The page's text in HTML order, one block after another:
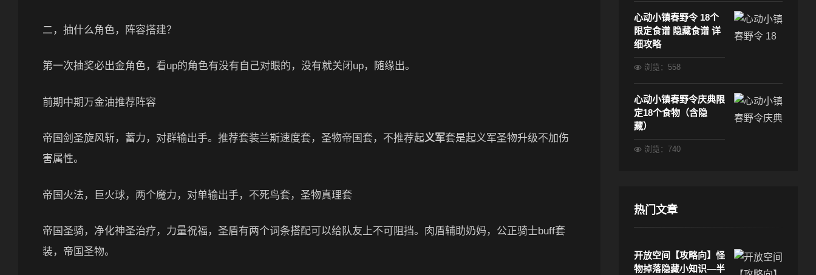
二，抽什么角色，阵容搭建？
第一次抽奖必出金角色，看up的角色有没有自己对眼的，没有就关闭up，随缘出。
前期中期万金油推荐阵容
帝国剑圣旋风斩，蓄力，对群输出手。推荐套装兰斯速度套，圣物帝国套，不推荐起义军套是起义军圣物升级不加伤
害属性。
帝国火法，巨火球，两个魔力，对单输出手，不死鸟套，圣物真理套
帝国圣骑，净化神圣治疗，力量祝福，圣盾有两个词条搭配可以给队友上不可阻挡。肉盾辅助奶妈，公正骑士buff套
装，帝国圣物。
心动小镇春野令 18个
限定食谱 隐藏食谱 详
细攻略
浏览：558
心动小镇春野令庆典限
定18个食物（含隐
藏）
浏览：740
热门文章
开放空间【攻略向】怪
物掉落隐藏小知识—半